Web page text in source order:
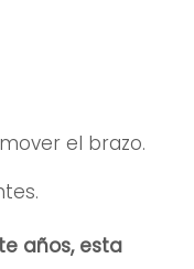
el brazo.
años, esta